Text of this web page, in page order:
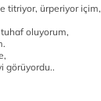
titriyor, ürperiyor içim,
oluyorum,
görüyordu..